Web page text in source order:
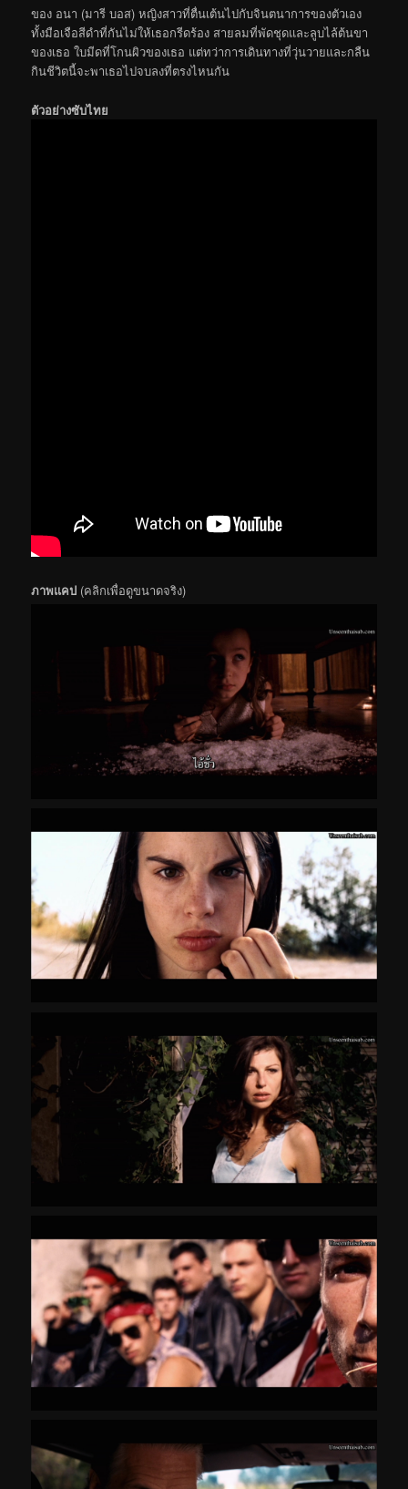
ของ อนา (มารี บอส) หญิงสาวที่ตื่นเต้นไปกับจินตนาการของตัวเอง
ทั้งมือเจือสีดำที่กันไม่ให้เธอกรีดร้อง สายลมที่พัดชุดและลูบไล้ต้นขา
ของเธอ ใบมีดที่โกนผิวของเธอ แต่ทว่าการเดินทางที่วุ่นวายและกลืน
กินชีวิตนี้จะพาเธอไปจบลงที่ตรงไหนกัน
ตัวอย่างซับไทย
ภาพแคป (คลิกเพื่อดูขนาดจริง)